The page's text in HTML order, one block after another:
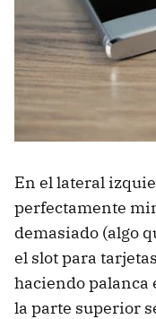
En el lateral
perfectamente
demasiado (algo
el slot para
haciendo palanca
la parte superior